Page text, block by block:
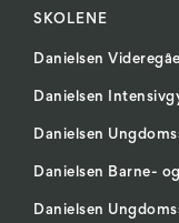
SKOLENE
Danielsen
Danielsen
Danielsen
Danielsen Barne-
Danielsen